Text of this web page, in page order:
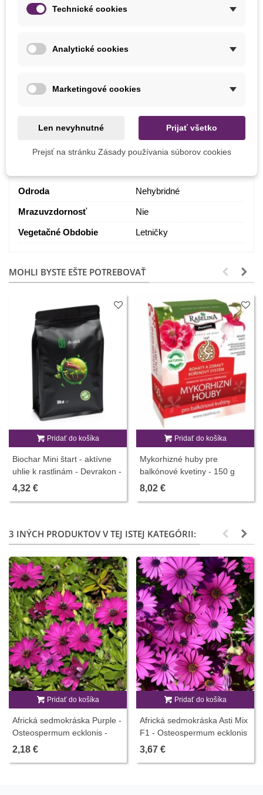
Výška Rastliny
Výsev
Stanovište
Výrobca SemenaOnline
Odroda Nehybridné
Mrazuvzdornosť Nie
Vegetačné Obdobie Letničky
MOHLI BYSTE EŠTE POTREBOVAŤ
Pridať do košíka
Biochar Mini štart - aktívne
uhlie k rastlinám - Devrakon -
predaj hnojív - 300 ml
4,32 €
Pridať do košíka
Mykorhizné huby pre
balkónové kvetiny - 150 g
8,02 €
3 INÝCH PRODUKTOV V TEJ ISTEJ KATEGÓRII:
Pridať do košíka
Africká sedmokráska Purple -
Osteospermum ecklonis -
predaj semien - 6 ks
2,18 €
Pridať do košíka
Africká sedmokráska Asti Mix
F1 - Osteospermum ecklonis
- predaj semien - 6 ks
3,67 €
Technické cookies
Analytické cookies
Marketingové cookies
Len nevyhnutné Prijať všetko
Prejsť na stránku Zásady používania súborov cookies